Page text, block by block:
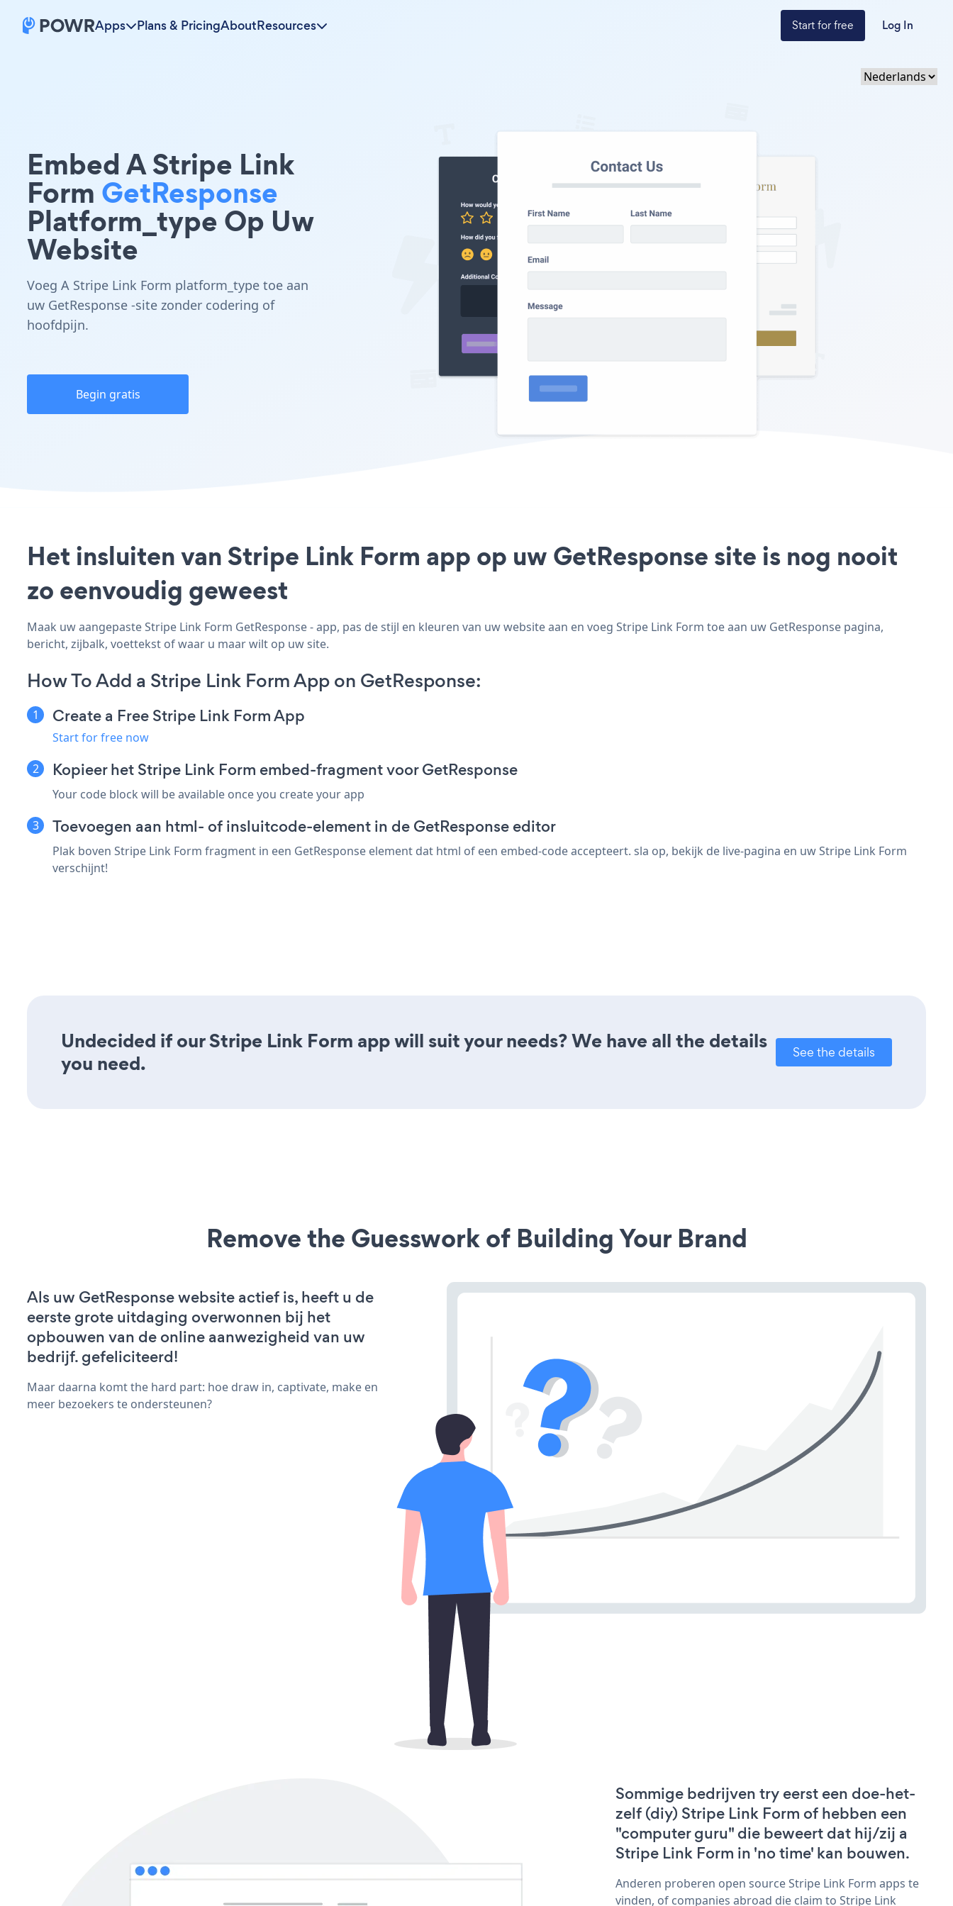
Apps Plans & PricingAboutResources Start for free Log In
Embed A Stripe Link
Form GetResponse
Platform_type Op Uw
Website
Voeg A Stripe Link Form platform_type toe aan
uw GetResponse -site zonder codering of
hoofdpijn.
Begin gratis
Het insluiten van Stripe Link Form app op uw GetResponse site is nog nooit
zo eenvoudig geweest
Maak uw aangepaste Stripe Link Form GetResponse - app, pas de stijl en kleuren van uw website aan en voeg Stripe Link Form toe aan uw GetResponse pagina,
bericht, zijbalk, voettekst of waar u maar wilt op uw site.
How To Add a Stripe Link Form App on GetResponse:
Create a Free Stripe Link Form App
Start for free now
Kopieer het Stripe Link Form embed-fragment voor GetResponse
Your code block will be available once you create your app
Toevoegen aan html- of insluitcode-element in de GetResponse editor
Plak boven Stripe Link Form fragment in een GetResponse element dat html of een embed-code accepteert. sla op, bekijk de live-pagina en uw Stripe Link Form
verschijnt!
Undecided if our Stripe Link Form app will suit your needs? We have all the details
you need.
See the details
Remove the Guesswork of Building Your Brand
Als uw GetResponse website actief is, heeft u de
eerste grote uitdaging overwonnen bij het
opbouwen van de online aanwezigheid van uw
bedrijf. gefeliciteerd!
Maar daarna komt the hard part: hoe draw in, captivate, make en
meer bezoekers te ondersteunen?
Sommige bedrijven try eerst een doe-het-
zelf (diy) Stripe Link Form of hebben een
"computer guru" die beweert dat hij/zij a
Stripe Link Form in 'no time' kan bouwen.
Anderen proberen open source Stripe Link Form apps te
vinden, of companies abroad die claim to Stripe Link